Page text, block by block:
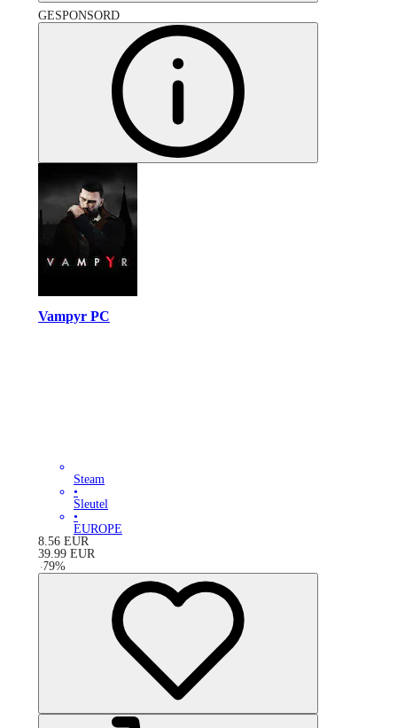
GESPONSORD
Vampyr PC
Steam
•
Sleutel
•
EUROPE
8.56 EUR
39.99 EUR
-79%